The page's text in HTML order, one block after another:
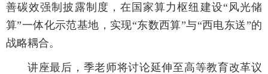
善碳效强制披露制度，在国家算力枢纽建设“风光储
算”一体化示范基地，实现“东数西算”与“西电东送”的
战略耦合。
讲座最后，季老师将讨论延伸至高等教育改革议